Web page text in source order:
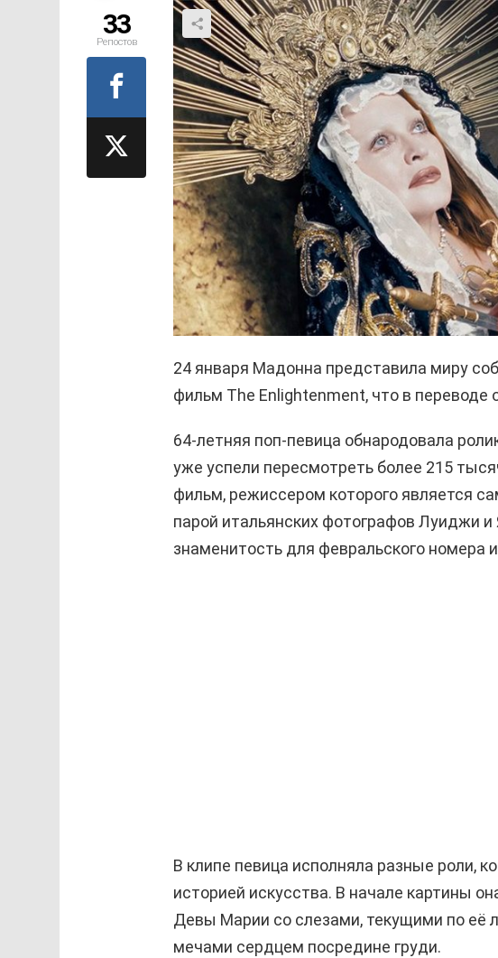
24 января Мадонна представила миру
фильм The Enlightenment, что в переводе
64-летняя поп-певица обнародовала
уже успели пересмотреть более 215
фильм, режиссером которого является
парой итальянских фотографов Луиджи и
знаменитость для февральского номера
В клипе певица исполняла разные роли,
историей искусства. В начале картины
Девы Марии со слезами, текущими по её
мечами сердцем посредине груди.
33
Репостов